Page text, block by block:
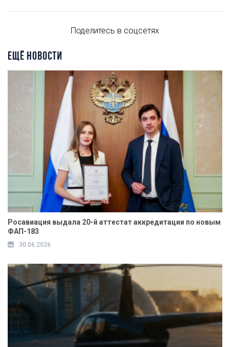
Поделитесь в соцсетях
ЕЩЁ НОВОСТИ
Росавиация выдала 20-й аттестат аккредитации по новым
ФАП-183
30.06.2026